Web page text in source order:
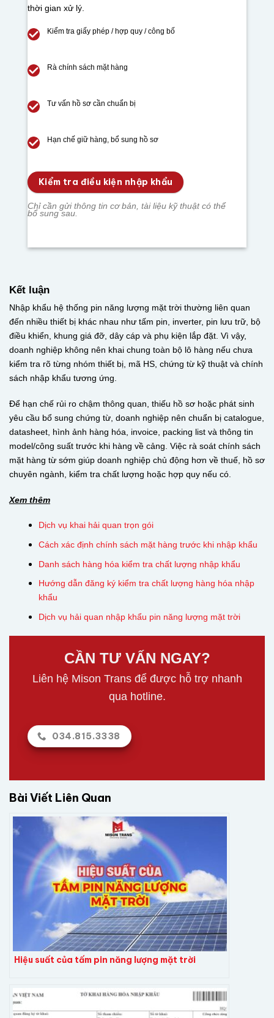
thời gian xử lý.
Kiểm tra giấy phép / hợp quy / công bố
Rà chính sách mặt hàng
Tư vấn hồ sơ cần chuẩn bị
Hạn chế giữ hàng, bổ sung hồ sơ
Kiểm tra điều kiện nhập khẩu
Chỉ cần gửi thông tin cơ bản, tài liệu kỹ thuật có thể
bổ sung sau.
Kết luận
Nhập khẩu hệ thống pin năng lượng mặt trời thường liên quan
đến nhiều thiết bị khác nhau như tấm pin, inverter, pin lưu trữ, bộ
điều khiển, khung giá đỡ, dây cáp và phụ kiện lắp đặt. Vì vậy,
doanh nghiệp không nên khai chung toàn bộ lô hàng nếu chưa
kiểm tra rõ từng nhóm thiết bị, mã HS, chứng từ kỹ thuật và chính
sách nhập khẩu tương ứng.
Để hạn chế rủi ro chậm thông quan, thiếu hồ sơ hoặc phát sinh
yêu cầu bổ sung chứng từ, doanh nghiệp nên chuẩn bị catalogue,
datasheet, hình ảnh hàng hóa, invoice, packing list và thông tin
model/công suất trước khi hàng về cảng. Việc rà soát chính sách
mặt hàng từ sớm giúp doanh nghiệp chủ động hơn về thuế, hồ sơ
chuyên ngành, kiểm tra chất lượng hoặc hợp quy nếu có.
Xem thêm
Dịch vụ khai hải quan trọn gói
Cách xác định chính sách mặt hàng trước khi nhập khẩu
Danh sách hàng hóa kiểm tra chất lượng nhập khẩu
Hướng dẫn đăng ký kiểm tra chất lượng hàng hóa nhập
khẩu
Dịch vụ hải quan nhập khẩu pin năng lượng mặt trời
CẦN TƯ VẤN NGAY?
Liên hệ Mison Trans để được hỗ trợ nhanh
qua hotline.
034.815.3338
Bài Viết Liên Quan
Hiệu suất của tấm pin năng lượng mặt trời